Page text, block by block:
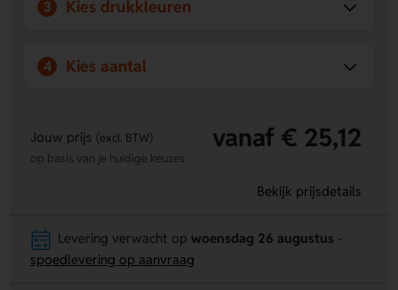
online!3 Kies drukkleuren
4 Kies aantal
Jouw prijs (excl. BTW) vanaf € 25,12
op basis van je huidige keuzes
Bekijk prijsdetails
Levering verwacht op woensdag 26 augustus
spoedlevering op aanvraag